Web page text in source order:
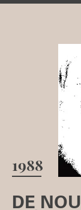
1988
DE